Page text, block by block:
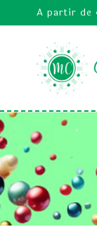
A partir de